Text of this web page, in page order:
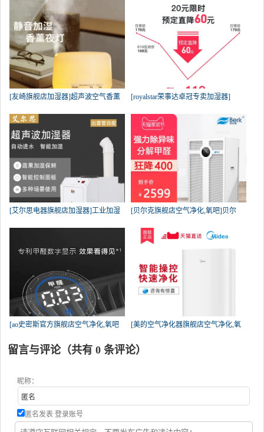
[友崎旗舰店加湿器]超声波空气香薰 [royalstar荣事达卓冠专卖加湿器]
[艾尔思电器旗舰店加湿器]工业加湿 [贝尔克旗舰店空气净化,氧吧]贝尔
[ao史密斯官方旗舰店空气净化,氧吧 [美的空气净化器旗舰店空气净化,氧
留言与评论（共有 0 条评论）
昵称：
匿名发表 登录账号